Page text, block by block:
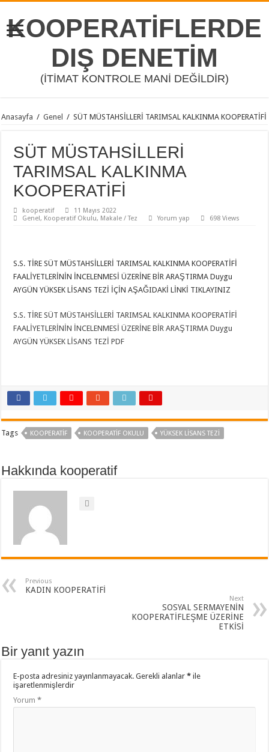
KOOPERATİFLERDE
DIŞ DENETİM
(İTİMAT KONTROLE MANİ DEĞİLDİR)
Anasayfa / Genel / SÜT MÜSTAHSİLLERİ TARIMSAL KALKINMA KOOPERATİFİ
SÜT MÜSTAHSİLLERİ
TARIMSAL KALKINMA
KOOPERATİFİ
kooperatif
11 Mayıs 2022
Genel, Kooperatif Okulu, Makale / Tez Yorum yap 698 Views
S.S. TİRE SÜT MÜSTAHSİLLERİ TARIMSAL KALKINMA KOOPERATİFİ
FAALİYETLERİNİN İNCELENMESİ ÜZERİNE BİR ARAŞTIRMA Duygu
AYGÜN YÜKSEK LİSANS TEZİ İÇİN AŞAĞIDAKİ LİNKİ TIKLAYINIZ
S.S. TİRE SÜT MÜSTAHSİLLERİ TARIMSAL KALKINMA KOOPERATİFİ
FAALİYETLERİNİN İNCELENMESİ ÜZERİNE BİR ARAŞTIRMA Duygu
AYGÜN YÜKSEK LİSANS TEZİ PDF
Tags KOOPERATIF KOOPERATIF OKULU YÜKSEK LİSANS TEZİ
Hakkında kooperatif
Previous
KADIN KOOPERATİFİ
Next
SOSYAL SERMAYENİN
KOOPERATİFLEŞME ÜZERİNE
ETKİSİ
Bir yanıt yazın
E-posta adresiniz yayınlanmayacak. Gerekli alanlar* ile
işaretlenmişlerdir
Yorum*